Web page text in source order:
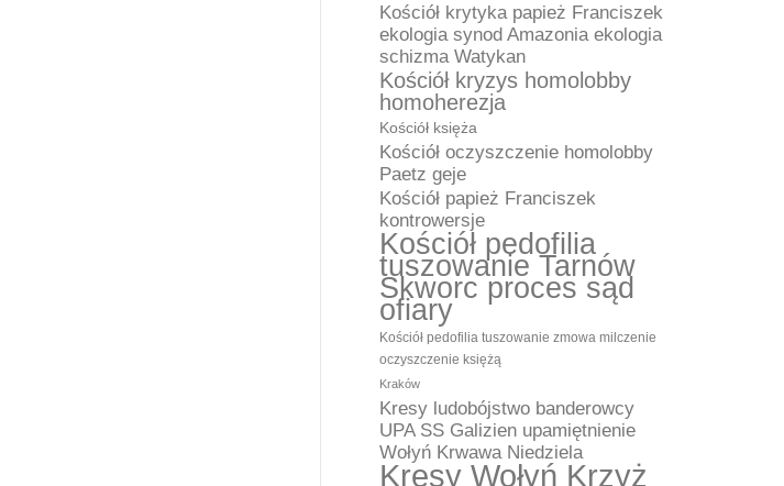
Kościół krytyka papież Franciszek
ekologia synod Amazonia ekologia
schizma Watykan
Kościół kryzys homolobby
homoherezja
Kościół księża
Kościół oczyszczenie homolobby
Paetz geje
Kościół papież Franciszek
kontrowersje
Kościół pedofilia
tuszowanie Tarnów
Skworc proces sąd
ofiary
Kościół pedofilia tuszowanie zmowa milczenie
oczyszczenie księżą
Kraków
Kresy ludobójstwo banderowcy
UPA SS Galizien upamiętnienie
Wołyń Krwawa Niedziela
Kresy Wołyń Krzyż